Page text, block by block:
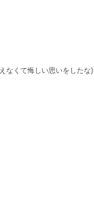
なくて悔しい思いをしたな)